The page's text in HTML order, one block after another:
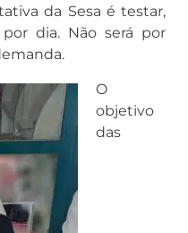
da Sesa é testar,
dia. Não será por
O
objetivo
das